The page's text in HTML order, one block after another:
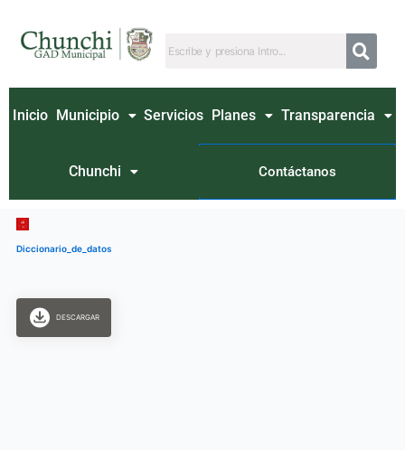
contenido
Inicio Municipio Servicios Planes Transparencia
Chunchi Contáctanos
Diccionario_de_datos
DESCARGAR